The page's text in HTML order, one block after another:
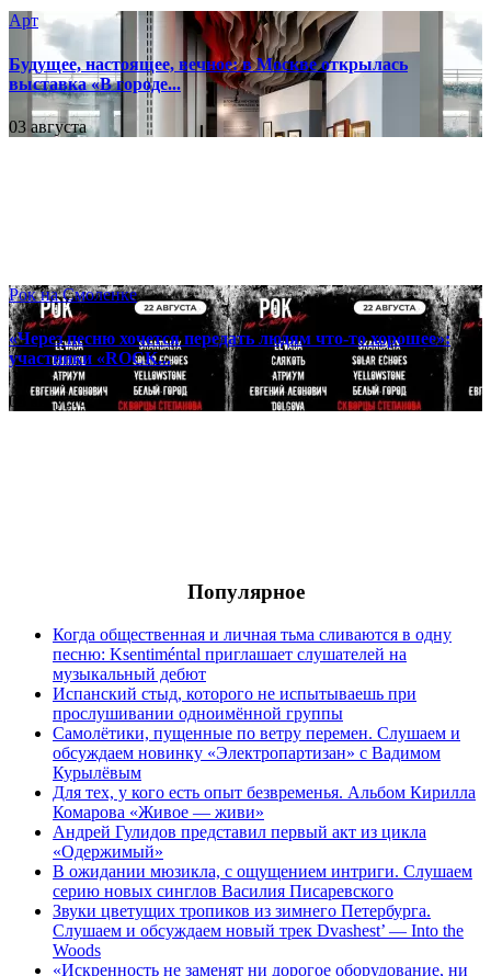
Арт
Будущее, настоящее, вечное: в Москве открылась
выставка «В городе...
03 августа
Рок на Смоленке
«Через песню хочется передать людям что-то хорошее»:
участники «ROCK...
03 августа
Популярное
Когда общественная и личная тьма сливаются в одну
песню: Ksentiméntal приглашает слушателей на
музыкальный дебют
Испанский стыд, которого не испытываешь при
прослушивании одноимённой группы
Самолётики, пущенные по ветру перемен. Слушаем и
обсуждаем новинку «Электропартизан» с Вадимом
Курылёвым
Для тех, у кого есть опыт безвременья. Альбом Кирилла
Комарова «Живое — живи»
Андрей Гулидов представил первый акт из цикла
«Одержимый»
В ожидании мюзикла, с ощущением интриги. Слушаем
серию новых синглов Василия Писаревского
Звуки цветущих тропиков из зимнего Петербурга.
Слушаем и обсуждаем новый трек Dvashest’ — Into the
Woods
«Искренность не заменят ни дорогое оборудование, ни